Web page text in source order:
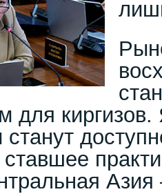
для киргизов.
станут